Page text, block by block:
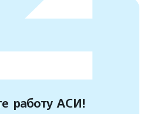
работу АСИ!